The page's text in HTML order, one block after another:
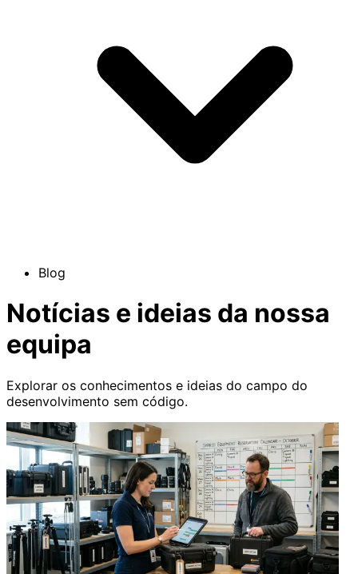
Blog
Notícias e ideias da nossa
equipa
Explorar os conhecimentos e ideias do campo do
desenvolvimento sem código.